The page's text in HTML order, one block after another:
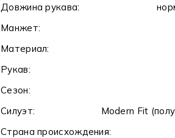
Довжина рукава:
Манжет:
Материал:
Рукав:
Сезон:
Силуэт:
Modern Fit
Страна происхождения: